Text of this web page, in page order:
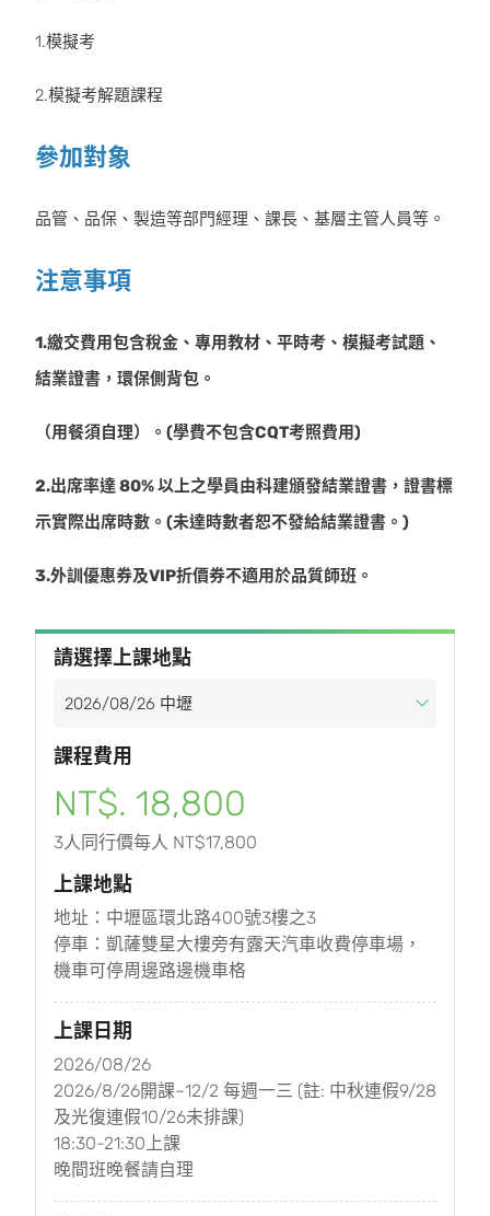
1.模擬考
2.模擬考解題課程
參加對象
品管、品保、製造等部門經理、課長、基層主管人員等。
注意事項
1.繳交費用包含稅金、專用教材、平時考、模擬考試題、
結業證書，環保側背包。
（用餐須自理）。(學費不包含CQT考照費用)
2.出席率達 80% 以上之學員由科建頒發結業證書，證書標
示實際出席時數。(未達時數者恕不發給結業證書。)
3.外訓優惠券及VIP折價券不適用於品質師班。
請選擇上課地點
課程費用
NT$. 18,800
3人同行價每人 NT$17,800
上課地點
地址：中壢區環北路400號3樓之3
停車：凱薩雙星大樓旁有露天汽車收費停車場，
機車可停周邊路邊機車格
上課日期
2026/08/26
2026/8/26開課~12/2 每週一三 (註: 中秋連假9/28
及光復連假10/26未排課)
18:30-21:30上課
晚間班晚餐請自理